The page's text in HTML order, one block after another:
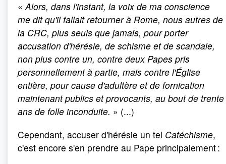
«Alors, dans l'instant, la voix de ma conscience
me dit qu'il fallait retourner à Rome, nous autres de
la CRC, plus seuls que jamais, pour porter
accusation d'hérésie, de schisme et de scandale,
non plus contre un, contre deux Papes pris
personnellement à partie, mais contre l'Église
entière, pour cause d'adultère et de fornication
maintenant publics et provocants, au bout de trente
ans de folle inconduite. » (...)
Cependant, accuser d'hérésie un tel Catéchisme,
c'est encore s'en prendre au Pape principalement :